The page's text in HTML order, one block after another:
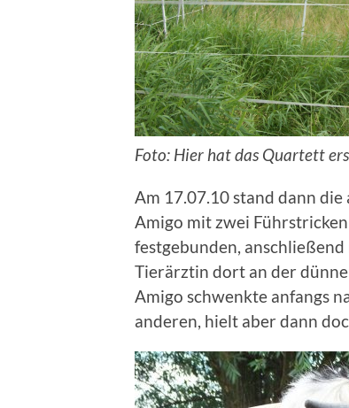
Foto: Hier hat das Quartett
Am 17.07.10 stand dann
Amigo mit zwei
festgebunden,
Tierärztin dort an der
Amigo schwenkte anfangs
anderen, hielt aber dann